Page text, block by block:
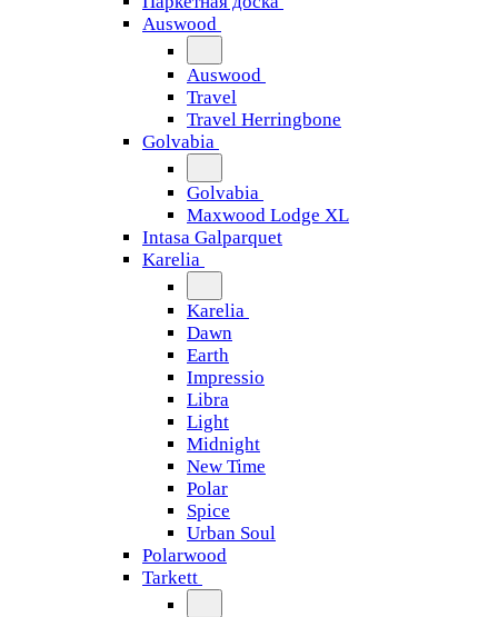
Auswood
Auswood
Travel
Travel Herringbone
Golvabia
Golvabia
Maxwood Lodge XL
Intasa Galparquet
Karelia
Karelia
Dawn
Earth
Impressio
Libra
Light
Midnight
New Time
Polar
Spice
Urban Soul
Polarwood
Tarkett